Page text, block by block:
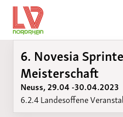
6. Novesia
Meisterschaft
Neuss, 29.04 -30.04.2023
6.2.4 Landesoffene